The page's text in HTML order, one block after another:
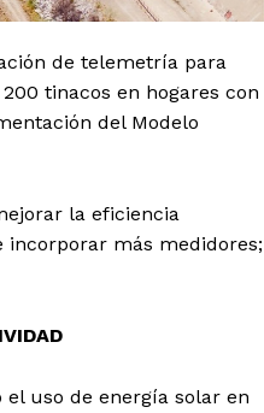
de telemetría para
tinacos en hogares con
del Modelo
la eficiencia
más medidores;
uso de energía solar en